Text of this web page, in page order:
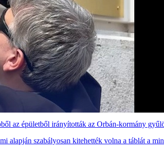
az épületből irányították az Orbán-kormány
alapján szabályosan kitehették volna a táblát a